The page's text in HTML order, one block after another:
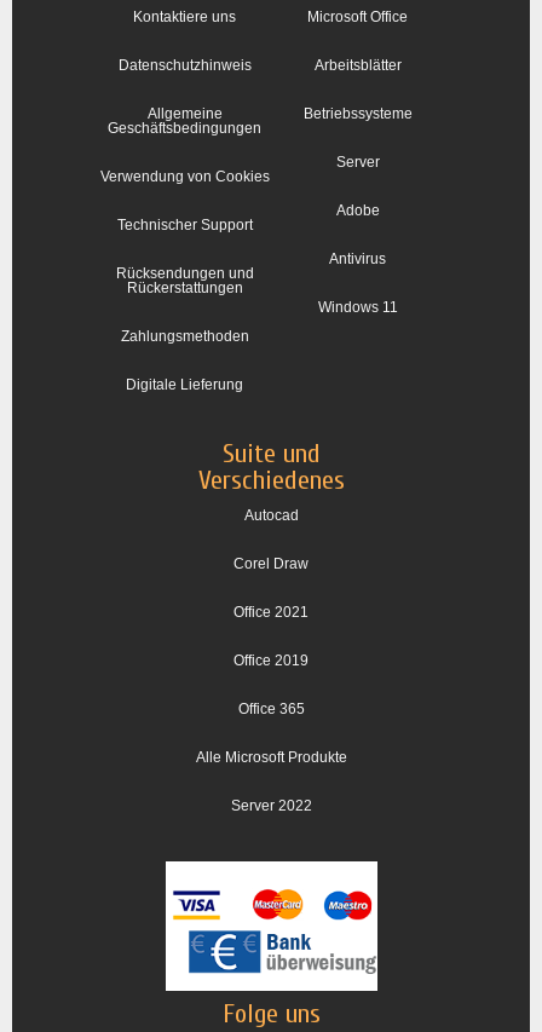
Kontaktiere uns
Datenschutzhinweis
Allgemeine
Geschäftsbedingungen
Verwendung von Cookies
Technischer Support
Rücksendungen und
Rückerstattungen
Zahlungsmethoden
Digitale Lieferung
Microsoft Office
Arbeitsblätter
Betriebssysteme
Server
Adobe
Antivirus
Windows 11
Suite und
Verschiedenes
Autocad
Corel Draw
Office 2021
Office 2019
Office 365
Alle Microsoft Produkte
Server 2022
Folge uns